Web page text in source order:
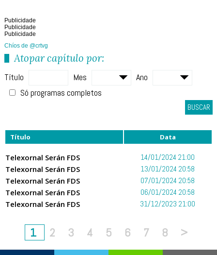
Publicidade
Publicidade
Publicidade
Chíos de @crtvg
Atopar capítulo por:
Título Mes
Ano
Só programas completos
BUSCAR
Título Data
Telexornal Serán FDS 14/01/2024 21:00
Telexornal Serán FDS 13/01/2024 20:58
Telexornal Serán FDS 07/01/2024 20:58
Telexornal Serán FDS 06/01/2024 20:58
Telexornal Serán FDS 31/12/2023 21:00
1 2 3 4 5 6 7 8 >